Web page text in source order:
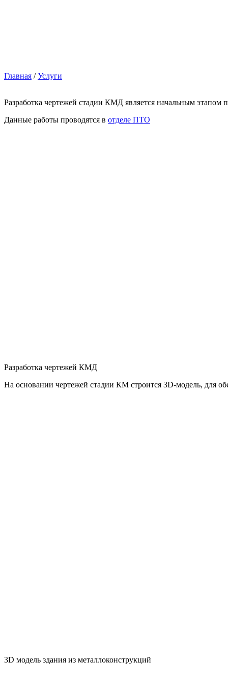
Главная /Услуги
Разработка чертежей стадии КМД является начальным этапом
Данные работы проводятся в отделе ПТО
Разработка чертежей КМД
На основании чертежей стадии КМ строится 3D-модель, для
3D модель здания из металлоконструкций